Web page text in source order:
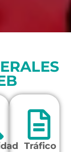
Tráfico